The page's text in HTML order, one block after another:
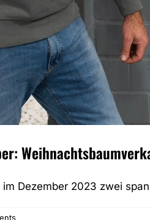
Dezember 2023 zwei